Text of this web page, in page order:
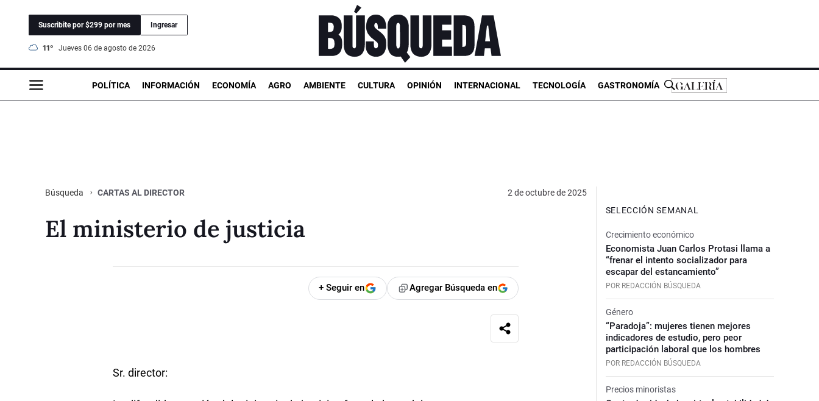
Suscribite por $299 por mes Ingresar
11° jueves 06 de agosto de 2026
POLÍTICA INFORMACIÓN ECONOMÍA AGRO AMBIENTE CULTURA OPINIÓN INTERNACIONAL TECNOLOGÍA GASTRONOMÍA
Búsqueda CARTAS AL DIRECTOR 2 de octubre de 2025
El ministerio de justicia
+ Seguir en Agregar Búsqueda en
Sr. director:
SELECCIÓN SEMANAL
Crecimiento económico
Economista Juan Carlos Protasi llama a
“frenar el intento socializador para
escapar del estancamiento”
POR REDACCIÓN BÚSQUEDA
Género
“Paradoja”: mujeres tienen mejores
indicadores de estudio, pero peor
participación laboral que los hombres
POR REDACCIÓN BÚSQUEDA
Precios minoristas